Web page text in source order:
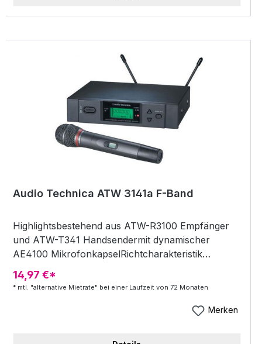
Audio Technica ATW 3141a F-Band
Highlightsbestehend aus ATW-R3100 Empfänger
und ATW-T341 Handsendermit dynamischer
AE4100 MikrofonkapselRichtcharakteristik
Niere200 schaltbare Frequenzen (840.125 -
864.875 MHz)Übertragungsbereich 70 - 15.000
14,97 €*
* mtl. "alternative Mietrate" bei einer Laufzeit von 72 Monaten
Merken